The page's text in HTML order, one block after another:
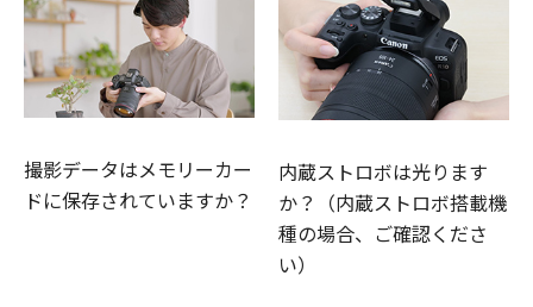
撮影データはメモリーカー
ドに保存されていますか？
内蔵ストロボは光ります
か？（内蔵ストロボ搭載機
種の場合、ご確認くださ
い）